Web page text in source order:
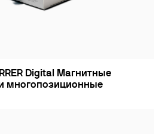
Digital Магнитные
многопозиционные